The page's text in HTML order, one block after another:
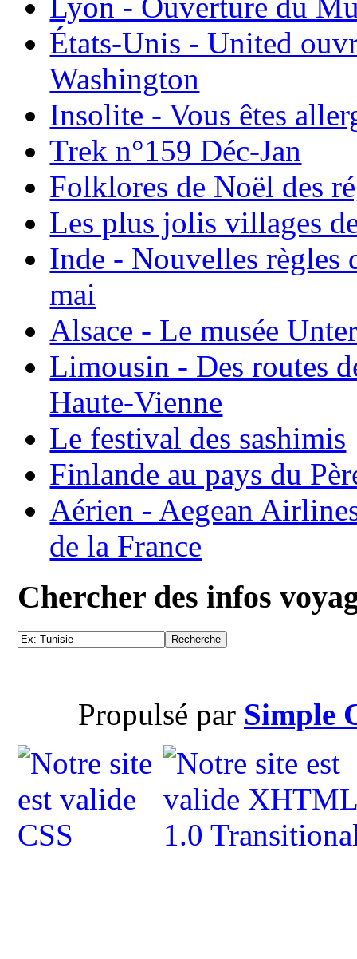
États-Unis - United
Washington
Insolite - Vous êtes
Trek n°159 Déc-Jan
Folklores de Noël des
Les plus jolis villages
Inde - Nouvelles règles
mai
Alsace - Le musée
Limousin - Des routes
Haute-Vienne
Le festival des sashimis
Finlande au pays du
Aérien - Aegean
de la France
Chercher des infos
Propulsé par Simple